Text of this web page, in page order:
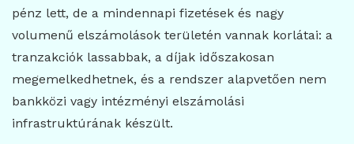
pénz lett, de a mindennapi fizetések és nagy
volumenű elszámolások területén vannak korlátai: a
tranzakciók lassabbak, a díjak időszakosan
megemelkedhetnek, és a rendszer alapvetően nem
bankközi vagy intézményi elszámolási
infrastruktúrának készült.